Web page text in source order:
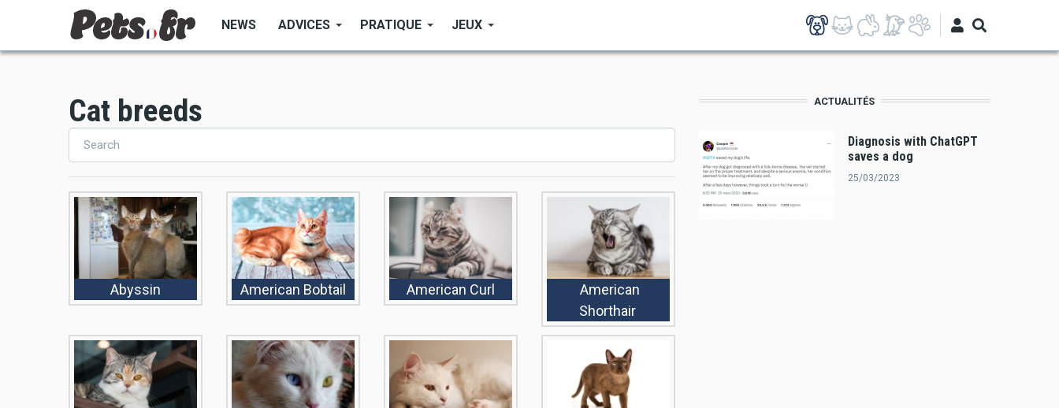
main
NEWS ADVICES PRATIQUE JEUX
Cat breeds
Abyssin American Bobtail American Curl
American
Shorthair
ACTUALITÉS
Diagnosis with ChatGPT
saves a dog
25/03/2023